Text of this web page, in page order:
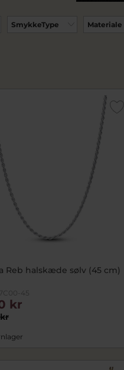
SmykkeType Materiale
Reb halskæde sølv (45 cm)
45
kr